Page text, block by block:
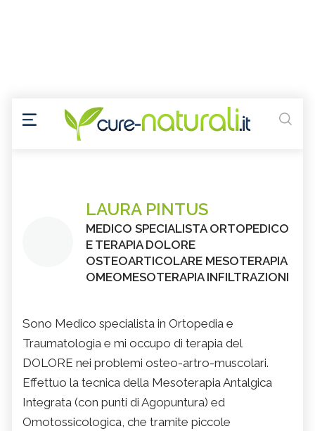
LAURA PINTUS
MEDICO SPECIALISTA ORTOPEDICO
E TERAPIA DOLORE
OSTEOARTICOLARE MESOTERAPIA
OMEOMESOTERAPIA INFILTRAZIONI
Sono Medico specialista in Ortopedia e
Traumatologia e mi occupo di terapia del
DOLORE nei problemi osteo-artro-muscolari.
Effettuo la tecnica della Mesoterapia Antalgica
Integrata (con punti di Agopuntura) ed
Omotossicologica, che tramite piccole